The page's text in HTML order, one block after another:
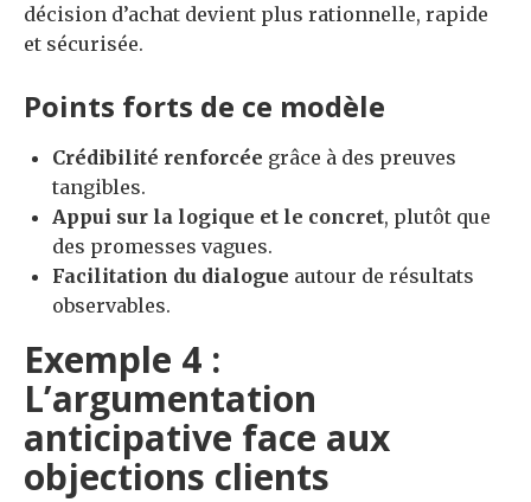
décision d’achat devient plus rationnelle, rapide
et sécurisée.
Points forts de ce modèle
Crédibilité renforcée grâce à des preuves
tangibles.
Appui sur la logique et le concret, plutôt que
des promesses vagues.
Facilitation du dialogue autour de résultats
observables.
Exemple 4 :
L’argumentation
anticipative face aux
objections clients